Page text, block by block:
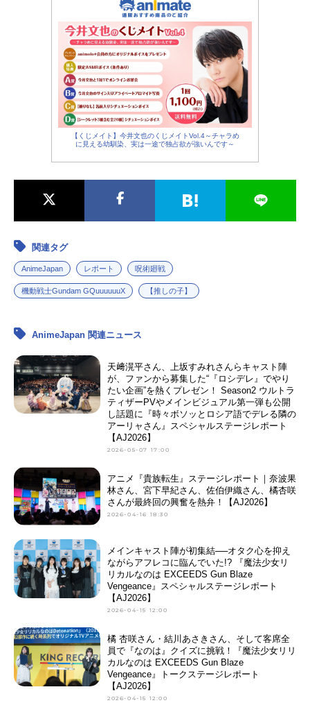
【くじメイト】今井文也のくじメイトVol.4～チャラめ
に見える幼馴染、実は一途で独占欲が強いんです～
関連タグ
AnimeJapan レポート 呪術廻戦
機動戦士Gundam GQuuuuuuX 【推しの子】
AnimeJapan 関連ニュース
天﨑滉平さん、上坂すみれさんらキャスト陣
が、ファンから募集した“『ロシデレ』でやり
たい企画”を熱くプレゼン！ Season2 ウルトラ
ティザーPVやメインビジュアル第一弾も公開
し話題に『時々ボソッとロシア語でデレる隣の
アーリャさん』スペシャルステージレポート
【AJ2026】
2026-05-07 17:00
アニメ『貴族転生』ステージレポート｜奈波果
林さん、宮下早紀さん、佐伯伊織さん、橘杏咲
さんが最終回の興奮を熱弁！【AJ2026】
2026-04-16 18:30
メインキャスト陣が初集結──オタク心を抑え
ながらアフレコに臨んでいた!? 『魔法少女リ
リカルなのは EXCEEDS Gun Blaze
Vengeance』スペシャルステージレポート
【AJ2026】
2026-04-15 12:00
橘 杏咲さん・結川あさきさん、そして客席全
員で『なのは』クイズに挑戦！『魔法少女リリ
カルなのは EXCEEDS Gun Blaze
Vengeance』トークステージレポート
【AJ2026】
2026-04-15 12:00